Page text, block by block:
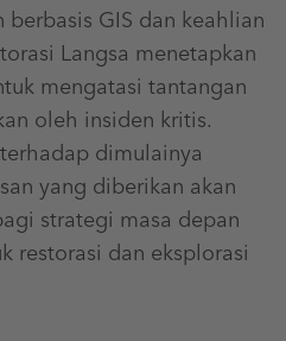
GIS dan keahlian
Langsa menetapkan
mengatasi tantangan
oleh insiden kritis.
dimulainya
yang diberikan akan
strategi masa depan
restorasi dan eksplorasi